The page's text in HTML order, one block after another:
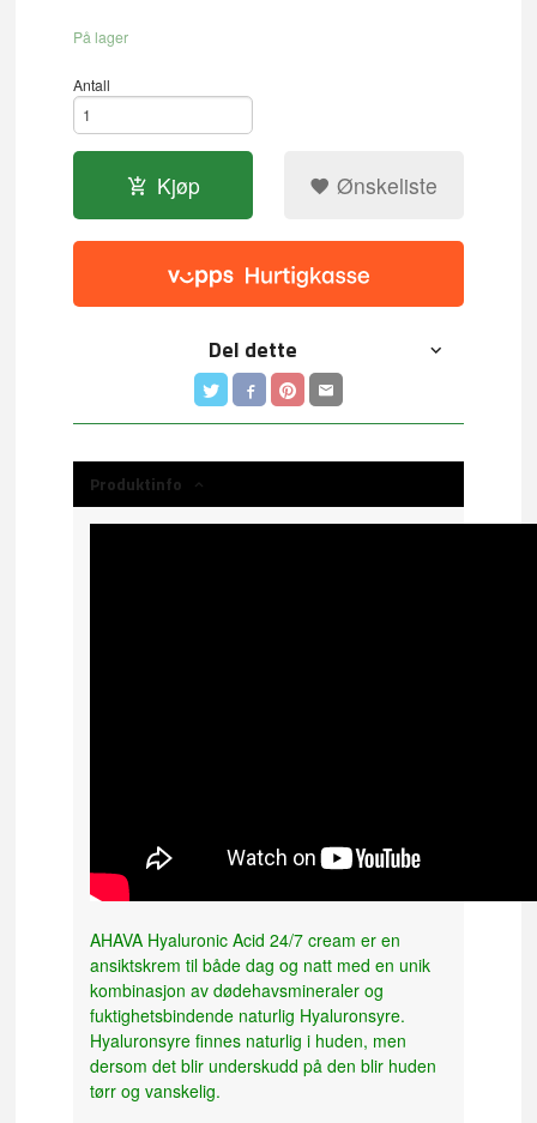
På lager
Antall
Kjøp Ønskeliste
Del dette
Produktinfo
AHAVA Hyaluronic Acid 24/7 cream er en
ansiktskrem til både dag og natt med en unik
kombinasjon av dødehavsmineraler og
fuktighetsbindende naturlig Hyaluronsyre.
Hyaluronsyre finnes naturlig i huden, men
dersom det blir underskudd på den blir huden
tørr og vanskelig.